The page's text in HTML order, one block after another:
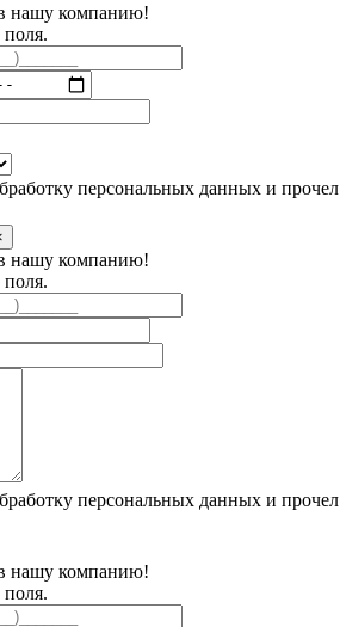
нашу компанию!
персональных данных и прочел
нашу компанию!
персональных данных и прочел
нашу компанию!